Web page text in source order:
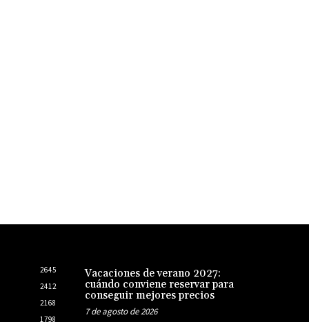
2645
2412
2168
1798
Vacaciones de verano 2027:
cuándo conviene reservar para
conseguir mejores precios
7 de agosto de 2026